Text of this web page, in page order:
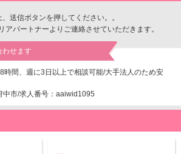
送信ボタンを押してください。。
アパートナーよりご連絡させていただきます。
わせます
時間、週に3日以上で相談可能/大手法人のため安
中市/求人番号：aaiwid1095